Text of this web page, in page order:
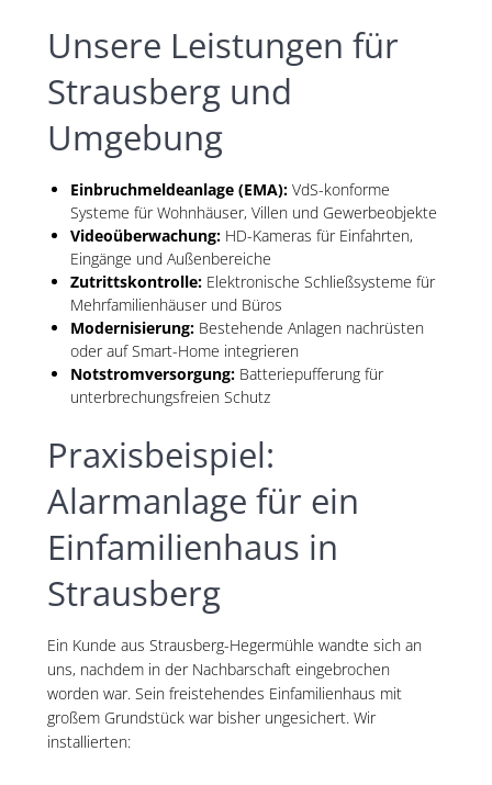
Unsere Leistungen für
Strausberg und
Umgebung
Einbruchmeldeanlage (EMA): VdS-konforme
Systeme für Wohnhäuser, Villen und Gewerbeobjekte
Videoüberwachung: HD-Kameras für Einfahrten,
Eingänge und Außenbereiche
Zutrittskontrolle: Elektronische Schließsysteme für
Mehrfamilienhäuser und Büros
Modernisierung: Bestehende Anlagen nachrüsten
oder auf Smart-Home integrieren
Notstromversorgung: Batteriepufferung für
unterbrechungsfreien Schutz
Praxisbeispiel:
Alarmanlage für ein
Einfamilienhaus in
Strausberg
Ein Kunde aus Strausberg-Hegermühle wandte sich an
uns, nachdem in der Nachbarschaft eingebrochen
worden war. Sein freistehendes Einfamilienhaus mit
großem Grundstück war bisher ungesichert. Wir
installierten: